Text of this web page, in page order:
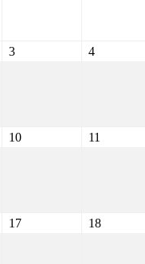
3 4
10 11
17 18